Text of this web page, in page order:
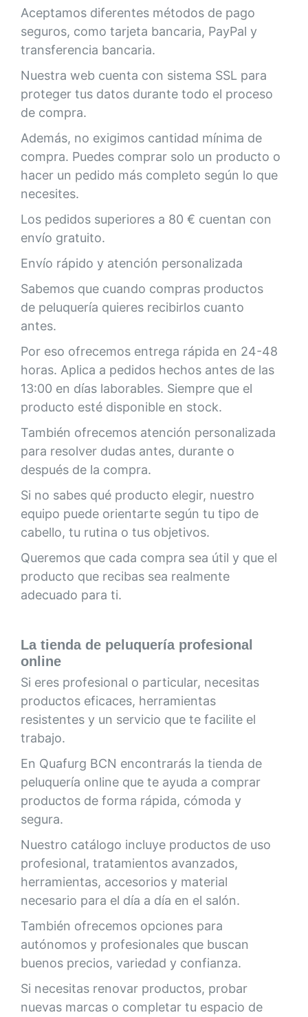
Aceptamos diferentes métodos de pago
seguros, como tarjeta bancaria, PayPal y
transferencia bancaria.
Nuestra web cuenta con sistema SSL para
proteger tus datos durante todo el proceso
de compra.
Además, no exigimos cantidad mínima de
compra. Puedes comprar solo un producto o
hacer un pedido más completo según lo que
necesites.
Los pedidos superiores a 80 € cuentan con
envío gratuito.
Envío rápido y atención personalizada
Sabemos que cuando compras productos
de peluquería quieres recibirlos cuanto
antes.
Por eso ofrecemos entrega rápida en 24-48
horas. Aplica a pedidos hechos antes de las
13:00 en días laborables. Siempre que el
producto esté disponible en stock.
También ofrecemos atención personalizada
para resolver dudas antes, durante o
después de la compra.
Si no sabes qué producto elegir, nuestro
equipo puede orientarte según tu tipo de
cabello, tu rutina o tus objetivos.
Queremos que cada compra sea útil y que el
producto que recibas sea realmente
adecuado para ti.
La tienda de peluquería profesional
online
Si eres profesional o particular, necesitas
productos eficaces, herramientas
resistentes y un servicio que te facilite el
trabajo.
En Quafurg BCN encontrarás la tienda de
peluquería online que te ayuda a comprar
productos de forma rápida, cómoda y
segura.
Nuestro catálogo incluye productos de uso
profesional, tratamientos avanzados,
herramientas, accesorios y material
necesario para el día a día en el salón.
También ofrecemos opciones para
autónomos y profesionales que buscan
buenos precios, variedad y confianza.
Si necesitas renovar productos, probar
nuevas marcas o completar tu espacio de